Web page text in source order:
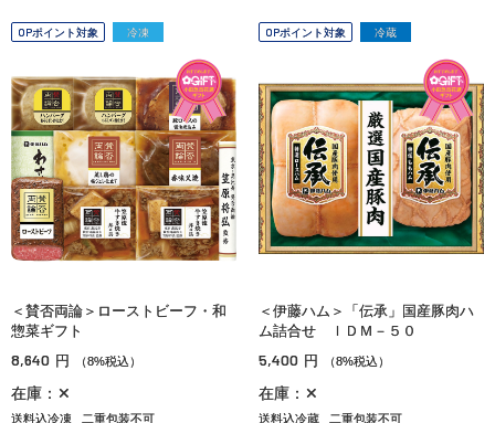
OPポイント対象 冷凍
＜賛否両論＞ローストビーフ・和
惣菜ギフト
8,640 円 （8%税込）
在庫：✕
送料込冷凍 二重包装不可
OPポイント対象 冷蔵
＜伊藤ハム＞「伝承」国産豚肉ハ
ム詰合せ ＩＤＭ－５０
5,400 円 （8%税込）
在庫：✕
送料込冷蔵 二重包装不可